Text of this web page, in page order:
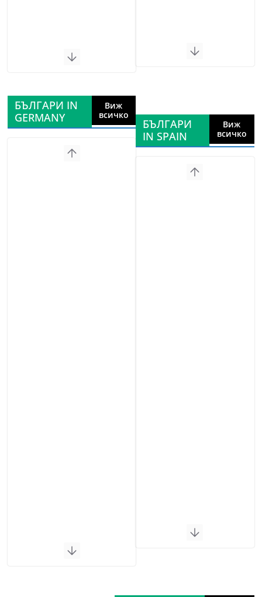
БЪЛГАРИ IN
GERMANY
Виж
всичко
БЪЛГАРИ
IN SPAIN
Виж
всичко